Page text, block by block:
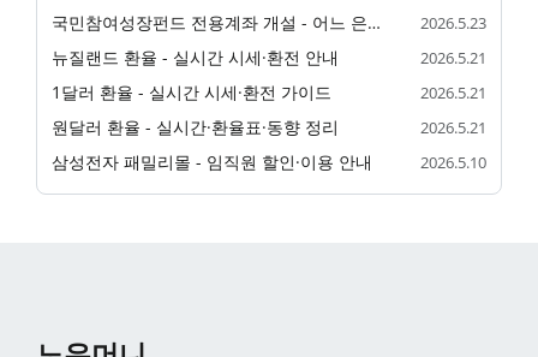
국민참여성장펀드 전용계좌 개설 - 어느 은행·증권사에서 가능할까 2026.5.23
뉴질랜드 환율 - 실시간 시세·환전 안내 2026.5.21
1달러 환율 - 실시간 시세·환전 가이드 2026.5.21
원달러 환율 - 실시간·환율표·동향 정리 2026.5.21
삼성전자 패밀리몰 - 임직원 할인·이용 안내 2026.5.10